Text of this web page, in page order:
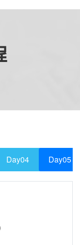
Day04 Day05